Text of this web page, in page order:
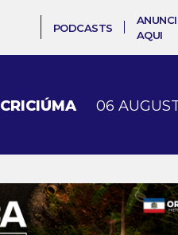
PODCASTS
AQUI
CRICIÚMA 06